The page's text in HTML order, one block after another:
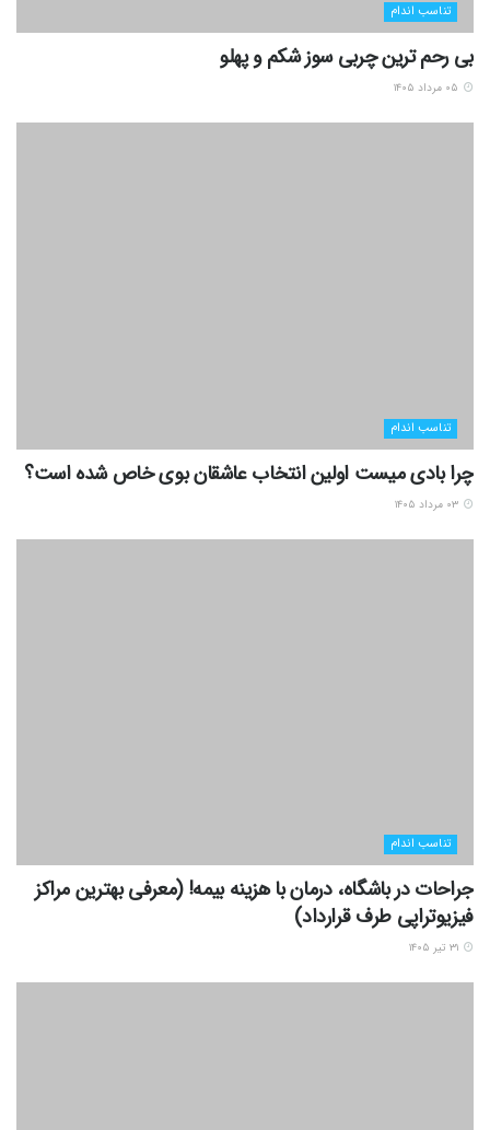
تناسب اندام
بی رحم ترین چربی سوز شکم و پهلو
تناسب اندام
چرا بادی میست اولین انتخاب عاشقان بوی خاص شده است؟
تناسب اندام
جراحات در باشگاه، درمان با هزینه بیمه! (معرفی بهترین مراکز
فیزیوتراپی طرف قرارداد)